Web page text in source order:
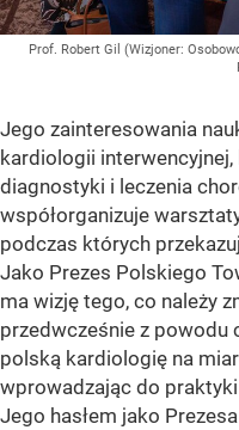
Prof. Robert Gil (Wizjoner:
Jego zainteresowania
kardiologii
diagnostyki i leczenia
współorganizuje
podczas których
Jako Prezes Polskiego
ma wizję tego, co należy
przedwcześnie z powodu
polską kardiologię na
wprowadzając do
Jego hasłem jako